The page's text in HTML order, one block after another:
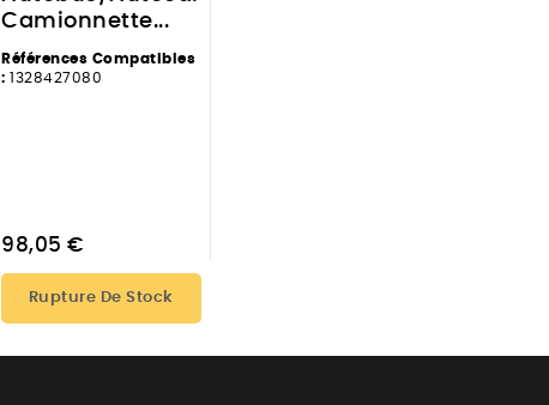
Camionnette...
Références Compatibles
: 1328427080
98,05 €
Rupture De Stock